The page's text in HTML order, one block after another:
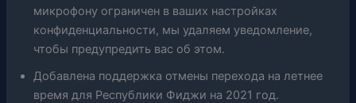
микрофону ограничен в ваших настройках
конфиденциальности, мы удаляем уведомление,
чтобы предупредить вас об этом.
Добавлена ​​поддержка отмены перехода на летнее
время для Республики Фиджи на 2021 год.